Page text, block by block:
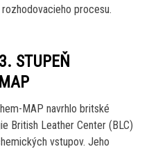
procesu.
STUPEŇ
MAP navrhlo britské
British Leather Center (BLC)
vstupov. Jeho